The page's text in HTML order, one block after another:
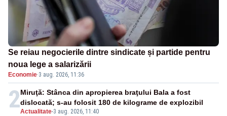
Se reiau negocierile dintre sindicate și partide pentru
noua lege a salarizării
Economie·3 aug. 2026, 11:36
2Actualitate-3 aug. 2026, 11:40
Miruţă: Stânca din apropierea braţului Bala a fost
dislocată; s-au folosit 180 de kilograme de explozibil